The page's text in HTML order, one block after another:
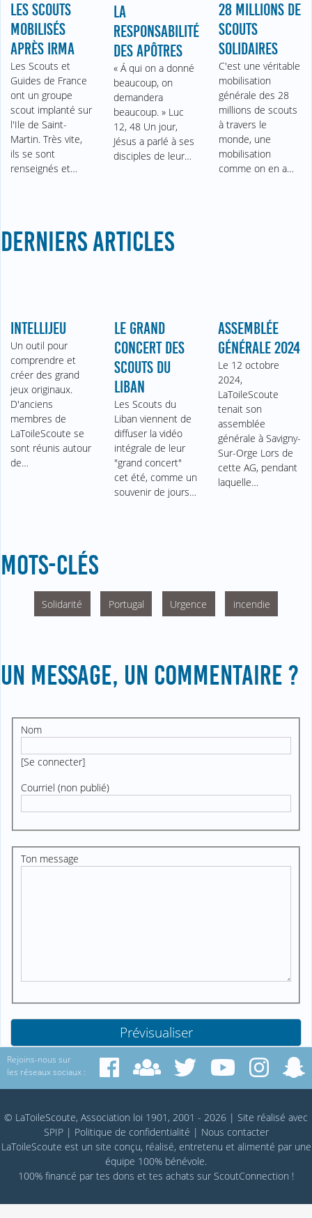
LES SCOUTS
MOBILISÉS
APRÈS IRMA
Les Scouts et
Guides de France
ont un groupe
scout implanté sur
l'Ile de Saint-
Martin. Très vite,
ils se sont
renseignés et…
LA
RESPONSABILITÉ
DES APÔTRES
« Á qui on a donné
beaucoup, on
demandera
beaucoup. » Luc
12, 48 Un jour,
Jésus a parlé à ses
disciples de leur…
28 MILLIONS DE
SCOUTS
SOLIDAIRES
C'est une véritable
mobilisation
générale des 28
millions de scouts
à travers le
monde, une
mobilisation
comme on en a…
DERNIERS ARTICLES
INTELLIJEU
Un outil pour
comprendre et
créer des grand
jeux originaux.
D'anciens
membres de
LaToileScoute se
sont réunis autour
de…
LE GRAND
CONCERT DES
SCOUTS DU
LIBAN
Les Scouts du
Liban viennent de
diffuser la vidéo
intégrale de leur
"grand concert"
cet été, comme un
souvenir de jours…
ASSEMBLÉE
GÉNÉRALE 2024
Le 12 octobre
2024,
LaToileScoute
tenait son
assemblée
générale à Savigny-
Sur-Orge Lors de
cette AG, pendant
laquelle…
MOTS-CLÉS
Solidarité Portugal Urgence incendie
UN MESSAGE, UN COMMENTAIRE ?
Nom
[Se connecter]
Courriel (non publié)
Ton message
Rejoins-nous sur
les réseaux sociaux :
© LaToileScoute, Association loi 1901, 2001 - 2026 | Site réalisé avec
SPIP| Politique de confidentialité | Nous contacter
LaToileScoute est un site conçu, réalisé, entretenu et alimenté par une
équipe 100% bénévole.
100% financé par tes dons et tes achats sur ScoutConnection !